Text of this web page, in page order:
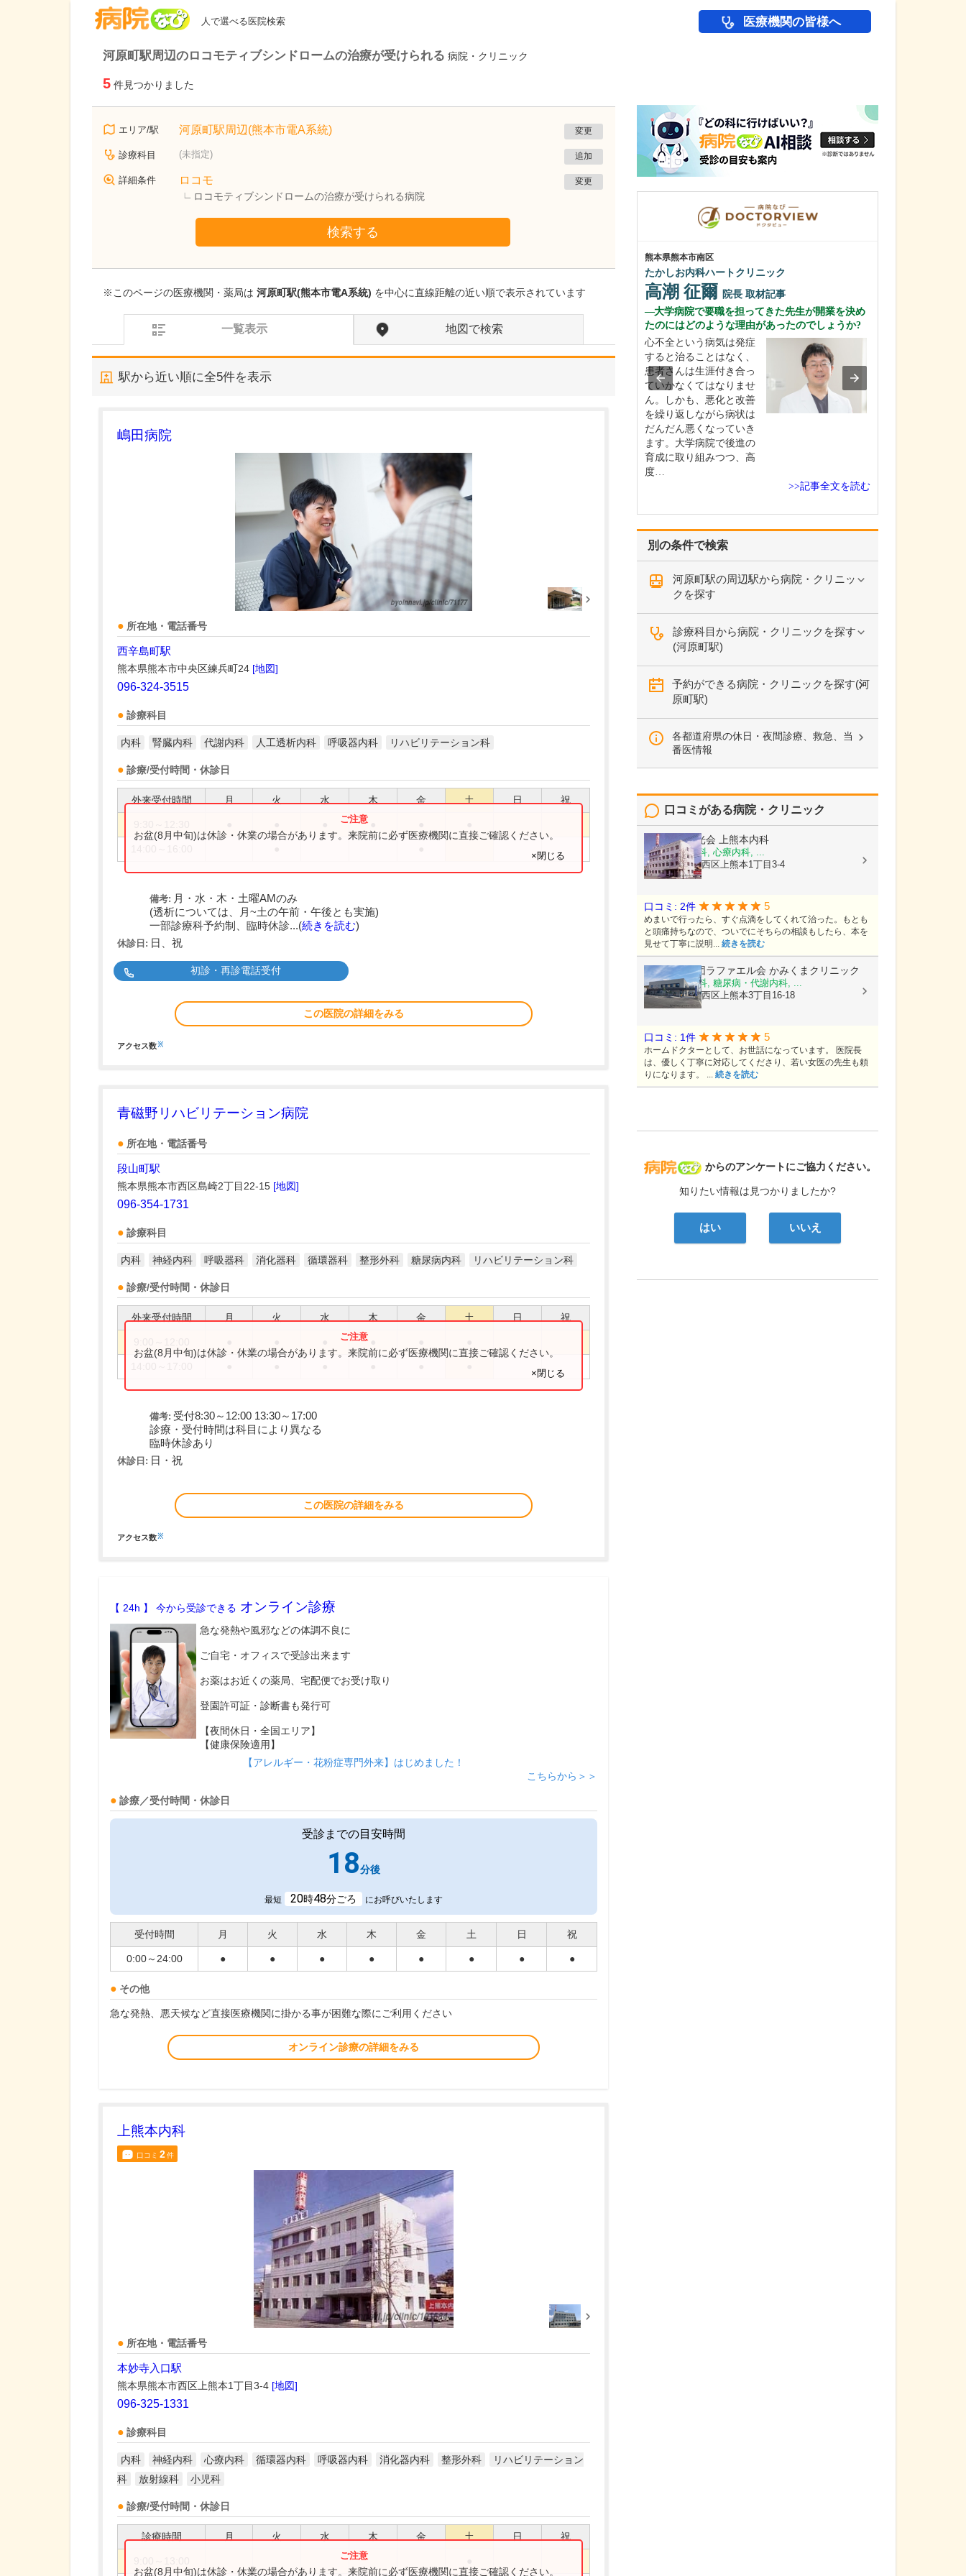
人で選べる医院検索 医療機関の皆様へ
河原町駅周辺のロコモティブシンドロームの治療が受けられる 病院・クリニック
5 件見つかりました
エリア/駅 河原町駅周辺(熊本市電A系統) 変更
診療科目 (未指定) 追加
詳細条件 ロコモ
ロコモティブシンドロームの治療が受けられる病院
変更
検索する
※このページの医療機関・薬局は 河原町駅(熊本市電A系統) を中心に直線距離の近い順で表示されています
一覧表示 地図で検索
駅から近い順に全5件を表示
嶋田病院
所在地・電話番号
西辛島町駅
熊本県熊本市中央区練兵町24 [地図]
096-324-3515
診療科目
内科 腎臓内科 代謝内科 人工透析内科 呼吸器内科 リハビリテーション科
診療/受付時間・休診日
外来受付時間 月 火 水 木 金 土 日 祝
お盆(8月中旬)は休診・休業の場合があります。来院前に必ず医療機関に直接ご確認ください。
×閉じる
備考: 月・水・木・土曜AMのみ
(透析については、月~土の午前・午後とも実施)
一部診療科予約制、臨時休診...(続きを読む)
休診日: 日、祝
初診・再診電話受付
この医院の詳細をみる
アクセス数※
青磁野リハビリテーション病院
所在地・電話番号
段山町駅
熊本県熊本市西区島崎2丁目22-15 [地図]
096-354-1731
診療科目
内科 神経内科 呼吸器科 消化器科 循環器科 整形外科 糖尿病内科 リハビリテーション科
診療/受付時間・休診日
外来受付時間 月 火 水 木 金 土 日 祝
お盆(8月中旬)は休診・休業の場合があります。来院前に必ず医療機関に直接ご確認ください。
×閉じる
備考: 受付8:30～12:00 13:30～17:00
診療・受付時間は科目により異なる
臨時休診あり
休診日: 日・祝
この医院の詳細をみる
アクセス数※
【 24h 】 今から受診できる オンライン診療
急な発熱や風邪などの体調不良に
ご自宅・オフィスで受診出来ます
お薬はお近くの薬局、宅配便でお受け取り
登園許可証・診断書も発行可
【夜間休日・全国エリア】
【健康保険適用】
【アレルギー・花粉症専門外来】はじめました！
こちらから＞＞
診療／受付時間・休診日
受診までの目安時間
18分後
最短 20時48分ごろ にお呼びいたします
受付時間 月 火 水 木 金 土 日 祝
0:00～24:00 ● ● ● ● ● ● ● ●
その他
急な発熱、悪天候など直接医療機関に掛かる事が困難な際にご利用ください
オンライン診療の詳細をみる
上熊本内科
口コミ 2件
所在地・電話番号
本妙寺入口駅
熊本県熊本市西区上熊本1丁目3-4 [地図]
096-325-1331
診療科目
内科 神経内科 心療内科 循環器内科 呼吸器内科 消化器内科 整形外科
リハビリテーション
科
放射線科 小児科
診療/受付時間・休診日
診療時間 月 火 水 木 金 土 日 祝
お盆(8月中旬)は休診・休業の場合があります。来院前に必ず医療機関に直接ご確認ください。
別の条件で検索
河原町駅の周辺駅から病院・クリニッ
クを探す
診療科目から病院・クリニックを探す
(河原町駅)
予約ができる病院・クリニックを探す(河
原町駅)
各都道府県の休日・夜間診療、救急、当
番医情報
病院なび
からのアンケートにご協力ください。
知りたい情報は見つかりましたか?
はい いいえ
口コミがある病院・クリニック
医療法人陽光会 上熊本内科
内科, 神経内科, 心療内科, ...
熊本県熊本市西区上熊本1丁目3-4
口コミ: 2件 5
めまいで行ったら、すぐ点滴をしてくれて治った。もとも
と頭痛持ちなので、ついでにそちらの相談もしたら、本を
見せて丁寧に説明... 続きを読む
医療法人社団ラファエル会 かみくまクリニック
整形外科, 内科, 糖尿病・代謝内科, ...
熊本県熊本市西区上熊本3丁目16-18
口コミ: 1件 5
ホームドクターとして、お世話になっています。 医院長
は、優しく丁寧に対応してくださり、若い女医の先生も頼
りになります。 ... 続きを読む
熊本県熊本市南区
たかしお内科ハートクリニック
高潮 征爾 院長 取材記事
大学病院で要職を担ってきた先生が開業を決め
たのにはどのような理由があったのでしょうか?
心不全という病気は発症
すると治ることはなく、
患者さんは生涯付き合っ
ていかなくてはなりませ
ん。しかも、悪化と改善
を繰り返しながら病状は
だんだん悪くなっていき
ます。大学病院で後進の
育成に取り組みつつ、高
度…
>>記事全文を読む
吉沢クリニック
吉澤 洋景院長取材記事
「いかにして患者さんに
心を開いていただき、患
す。家庭環境やライフワ
ー…